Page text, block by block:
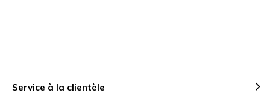
Service à la clientèle